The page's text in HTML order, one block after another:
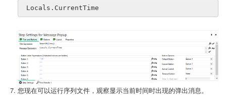
Locals.CurrentTime
您现在可以运行序列文件，观察显示当前时间时出现的弹出消息。